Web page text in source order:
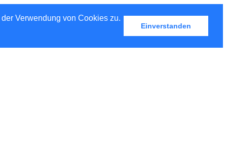
Verwendung von Cookies zu.
Einverstanden